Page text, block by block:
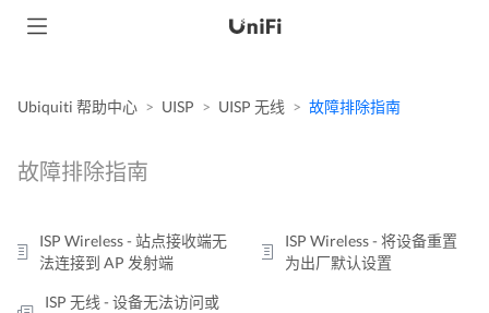
Ubiquiti 帮助中心 UISP UISP 无线 故障排除指南
故障排除指南
ISP Wireless - 站点接收端无
法连接到 AP 发射端
ISP Wireless - 将设备重置
为出厂默认设置
ISP 无线 - 设备无法访问或